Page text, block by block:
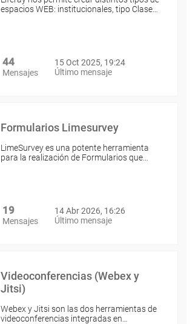
espacios WEB: institucionales, tipo Clase…
44
Mensajes
15 Oct 2025, 19:24
Último mensaje
Formularios Limesurvey
LimeSurvey es una potente herramienta
para la realización de Formularios que…
19
Mensajes
14 Abr 2026, 16:26
Último mensaje
Videoconferencias (Webex y
Jitsi)
Webex y Jitsi son las dos herramientas de
videoconferencias integradas en…